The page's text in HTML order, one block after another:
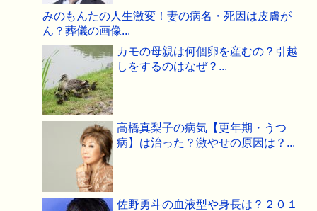
みのもんたの人生激変！妻の病名・死因は皮膚が
ん？葬儀の画像...
カモの母親は何個卵を産むの？引越
しをするのはなぜ？...
高橋真梨子の病気【更年期・うつ
病】は治った？激やせの原因は？...
佐野勇斗の血液型や身長は？２０１